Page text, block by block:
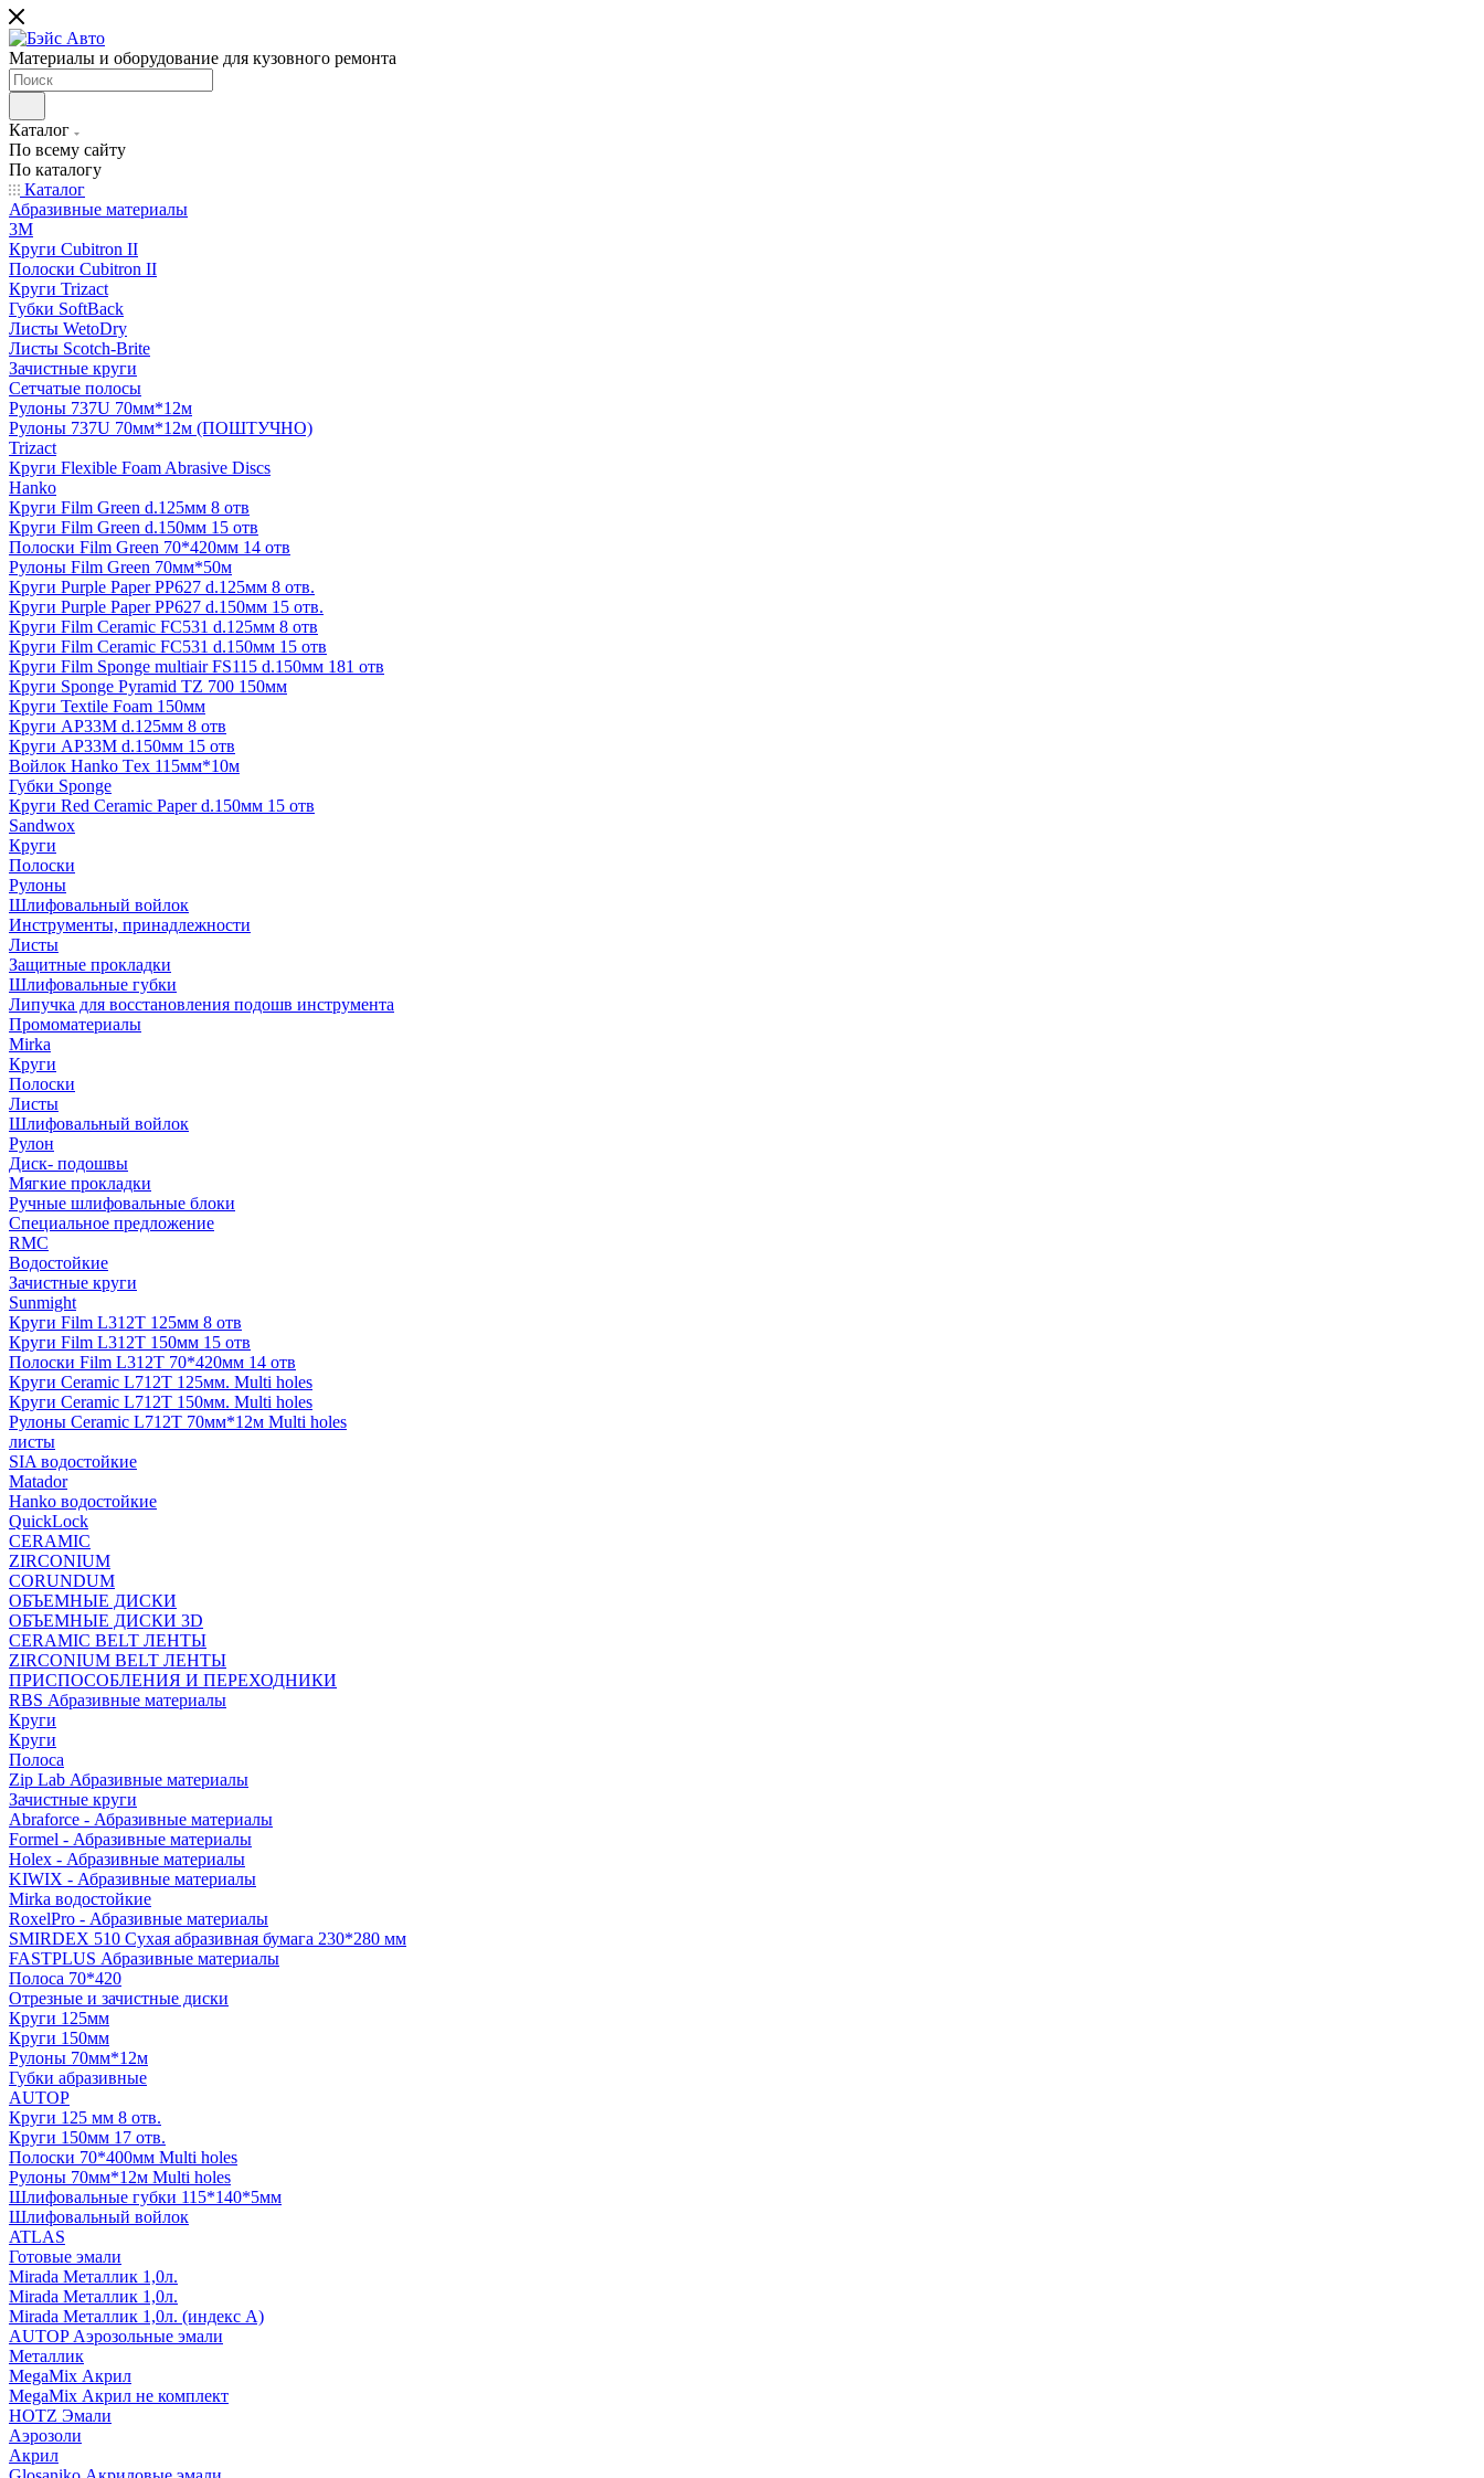
Материалы и оборудование для кузовного ремонта
Каталог
По всему сайту
По каталогу
Каталог
Абразивные материалы
3M
Круги Cubitron II
Полоски Cubitron II
Круги Trizact
Губки SoftBack
Листы WetoDry
Листы Scotch-Brite
Зачистные круги
Сетчатые полосы
Рулоны 737U 70мм*12м
Рулоны 737U 70мм*12м (ПОШТУЧНО)
Trizact
Круги Flexible Foam Abrasive Discs
Hanko
Круги Film Green d.125мм 8 отв
Круги Film Green d.150мм 15 отв
Полоски Film Green 70*420мм 14 отв
Рулоны Film Green 70мм*50м
Круги Purple Paper PP627 d.125мм 8 отв.
Круги Purple Paper PP627 d.150мм 15 отв.
Круги Film Ceramic FC531 d.125мм 8 отв
Круги Film Ceramic FC531 d.150мм 15 отв
Круги Film Sponge multiair FS115 d.150мм 181 отв
Круги Sponge Pyramid TZ 700 150мм
Круги Textile Foam 150мм
Круги AP33M d.125мм 8 отв
Круги AP33M d.150мм 15 отв
Войлок Hanko Tех 115мм*10м
Губки Sponge
Круги Red Ceramic Paper d.150мм 15 отв
Sandwox
Круги
Полоски
Рулоны
Шлифовальный войлок
Инструменты, принадлежности
Листы
Защитные прокладки
Шлифовальные губки
Липучка для восстановления подошв инструмента
Промоматериалы
Mirka
Круги
Полоски
Листы
Шлифовальный войлок
Рулон
Диск- подошвы
Мягкие прокладки
Ручные шлифовальные блоки
Специальное предложение
RMC
Водостойкие
Зачистные круги
Sunmight
Круги Film L312T 125мм 8 отв
Круги Film L312T 150мм 15 отв
Полоски Film L312T 70*420мм 14 отв
Круги Ceramic L712T 125мм. Multi holes
Круги Ceramic L712T 150мм. Multi holes
Рулоны Ceramic L712T 70мм*12м Multi holes
листы
SIA водостойкие
Matador
Hanko водостойкие
QuickLock
CERAMIC
ZIRCONIUM
СORUNDUM
ОБЪЕМНЫЕ ДИСКИ
ОБЪЕМНЫЕ ДИСКИ 3D
CERAMIC BELT ЛЕНТЫ
ZIRCONIUM BELT ЛЕНТЫ
ПРИСПОСОБЛЕНИЯ И ПЕРЕХОДНИКИ
RBS Абразивные материалы
Круги
Круги
Полоса
Zip Lab Абразивные материалы
Зачистные круги
Abraforce - Абразивные материалы
Formel - Абразивные материалы
Holex - Абразивные материалы
KIWIX - Абразивные материалы
Mirka водостойкие
RoxelPro - Абразивные материалы
SMIRDEX 510 Сухая абразивная бумага 230*280 мм
FASTPLUS Абразивные материалы
Полоса 70*420
Отрезные и зачистные диски
Круги 125мм
Круги 150мм
Рулоны 70мм*12м
Губки абразивные
AUTOP
Круги 125 мм 8 отв.
Круги 150мм 17 отв.
Полоски 70*400мм Multi holes
Рулоны 70мм*12м Multi holes
Шлифовальные губки 115*140*5мм
Шлифовальный войлок
ATLAS
Готовые эмали
Mirada Металлик 1,0л.
Mirada Металлик 1,0л.
Mirada Металлик 1,0л. (индекс А)
AUTOP Аэрозольные эмали
Металлик
MegaMix Акрил
MegaMix Акрил не комплект
HOTZ Эмали
Аэрозоли
Акрил